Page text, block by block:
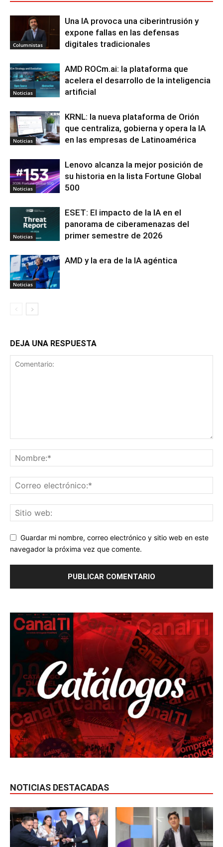
Columnistas
Una IA provoca una ciberintrusión y
expone fallas en las defensas
digitales tradicionales
Noticias
AMD ROCm.ai: la plataforma que
acelera el desarrollo de la inteligencia
artificial
Noticias
KRNL: la nueva plataforma de Orión
que centraliza, gobierna y opera la IA
en las empresas de Latinoamérica
Noticias
Lenovo alcanza la mejor posición de
su historia en la lista Fortune Global
500
Noticias
ESET: El impacto de la IA en el
panorama de ciberamenazas del
primer semestre de 2026
Noticias
AMD y la era de la IA agéntica
DEJA UNA RESPUESTA
Guardar mi nombre, correo electrónico y sitio web en este
navegador la próxima vez que comente.
NOTICIAS DESTACADAS